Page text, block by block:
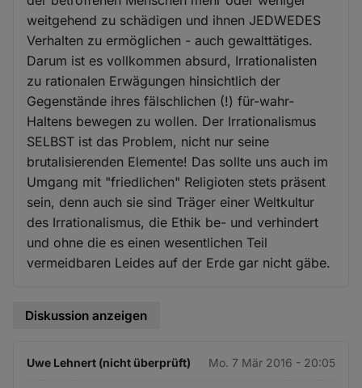
weitgehend zu schädigen und ihnen JEDWEDES
Verhalten zu ermöglichen - auch gewalttätiges.
Darum ist es vollkommen absurd, Irrationalisten
zu rationalen Erwägungen hinsichtlich der
Gegenstände ihres fälschlichen (!) für-wahr-
Haltens bewegen zu wollen. Der Irrationalismus
SELBST ist das Problem, nicht nur seine
brutalisierenden Elemente! Das sollte uns auch im
Umgang mit "friedlichen" Religioten stets präsent
sein, denn auch sie sind Träger einer Weltkultur
des Irrationalismus, die Ethik be- und verhindert
und ohne die es einen wesentlichen Teil
vermeidbaren Leides auf der Erde gar nicht gäbe.
Diskussion anzeigen
Uwe Lehnert (nicht überprüft) Mo. 7 Mär 2016 - 20:05